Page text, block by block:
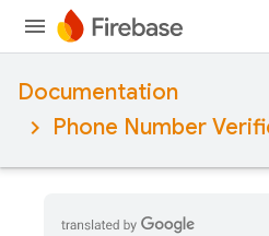
Documentation
Phone Number